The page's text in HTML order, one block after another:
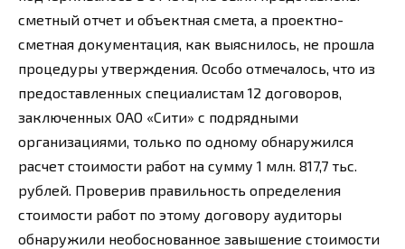
сметный отчет и объектная смета, а проектно-
сметная документация, как выяснилось, не прошла
процедуры утверждения. Особо отмечалось, что из
предоставленных специалистам 12 договоров,
заключенных ОАО «Сити» с подрядными
организациями, только по одному обнаружился
расчет стоимости работ на сумму 1 млн. 817,7 тьс.
рублей. Проверив правильность определения
стоимости работ по этому договору аудиторы
обнаружили необоснованное завышение стоимости